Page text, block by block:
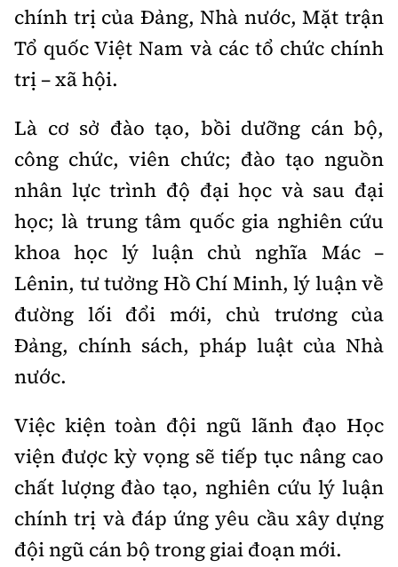
chính trị của Đảng, Nhà nước, Mặt trận
Tổ quốc Việt Nam và các tổ chức chính
trị – xã hội.
Là cơ sở đào tạo, bồi dưỡng cán bộ,
công chức, viên chức; đào tạo nguồn
nhân lực trình độ đại học và sau đại
học; là trung tâm quốc gia nghiên cứu
khoa học lý luận chủ nghĩa Mác –
Lênin, tư tưởng Hồ Chí Minh, lý luận về
đường lối đổi mới, chủ trương của
Đảng, chính sách, pháp luật của Nhà
nước.
Việc kiện toàn đội ngũ lãnh đạo Học
viện được kỳ vọng sẽ tiếp tục nâng cao
chất lượng đào tạo, nghiên cứu lý luận
chính trị và đáp ứng yêu cầu xây dựng
đội ngũ cán bộ trong giai đoạn mới.